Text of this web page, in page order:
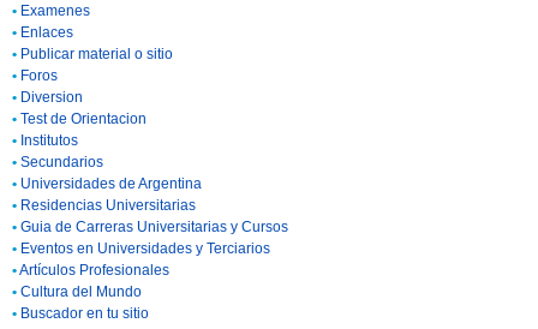
• Examenes
• Enlaces
• Publicar material o sitio
• Foros
• Diversion
• Test de Orientacion
• Institutos
• Secundarios
• Universidades de Argentina
• Residencias Universitarias
• Guia de Carreras Universitarias y Cursos
• Eventos en Universidades y Terciarios
•Artículos Profesionales
• Cultura del Mundo
• Buscador en tu sitio